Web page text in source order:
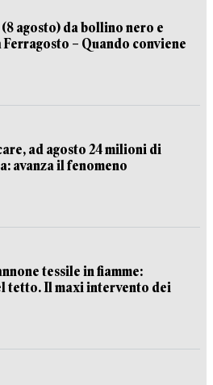
agosto) da bollino nero e
– Quando conviene
ad agosto 24 milioni di
avanza il fenomeno
tessile in fiamme:
tetto. Il maxi intervento dei